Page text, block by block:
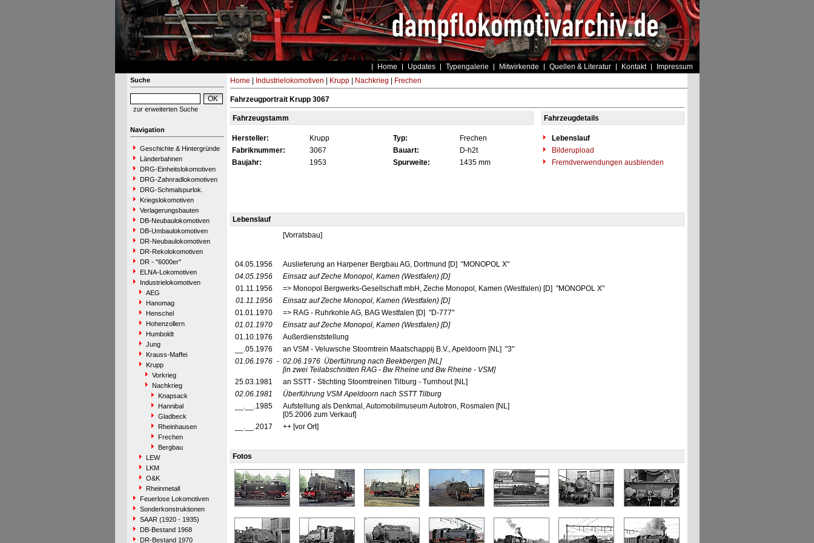
Home Updates Typengalerie Mitwirkende Quellen & Literatur Kontakt Impressum
Suche
zur erweiterten Suche
Navigation
Geschichte & Hintergründe
Länderbahnen
DRG-Einheitslokomotiven
DRG-Zahnradlokomotiven
DRG-Schmalspurlok.
Kriegslokomotiven
Verlagerungsbauten
DB-Neubaulokomotiven
DB-Umbaulokomotiven
DR-Neubaulokomotiven
DR-Rekolokomotiven
DR - "6000er"
ELNA-Lokomotiven
Industrielokomotiven
AEG
Hanomag
Henschel
Hohenzollern
Humboldt
Jung
Krauss-Maffei
Krupp
Vorkrieg
Nachkrieg
Knapsack
Hannibal
Gladbeck
Rheinhausen
Frechen
Bergbau
LEW
LKM
O&K
Rheinmetall
Feuerlose Lokomotiven
Sonderkonstruktionen
SAAR (1920 - 1935)
DB-Bestand 1968
DR-Bestand 1970
Home Industrielokomotiven Krupp| Nachkrieg Frechen
Fahrzeugportrait Krupp 3067
Fahrzeugstamm Fahrzeugdetails
Hersteller: Krupp Typ: Frechen
Lebenslauf
Fabriknummer:
3067 Bauart: D-h2t
Bilderupload
Baujahr:
1953 Spurweite: 1435 mm Fremdverwendungen ausblenden
Lebenslauf
[Vorratsbau]
04.05.1956
Auslieferung an Harpener Bergbau AG, Dortmund [D] "MONOPOL X"
04.05.1956
Einsatz auf Zeche Monopol, Kamen (Westfalen) [D]
01.11.1956
=> Monopol Bergwerks-Gesellschaft mbH, Zeche Monopol, Kamen (Westfalen) [D] "MONOPOL X"
01.11.1956
Einsatz auf Zeche Monopol, Kamen (Westfalen) [D]
01.01.1970
=> RAG - Ruhrkohle AG, BAG Westfalen [D] "D-777"
01.01.1970
Einsatz auf Zeche Monopol, Kamen (Westfalen) [D]
01.10.1976
Außerdienststellung
__.05.1976
an VSM - Veluwsche Stoomtrein Maatschappij B.V., Apeldoorn [NL] "3"
01.06.1976 - 02.06.1976 Überführung nach Beekbergen [NL]
[in zwei Teilabschnitten RAG - Bw Rheine und Bw Rheine - VSM]
25.03.1981
an SSTT - Stichting Stoomtreinen Tilburg - Turnhout [NL]
02.06.1981
Überführung VSM Apeldoorn nach SSTT Tilburg
__.__.1985
Aufstellung als Denkmal, Automobilmuseum Autotron, Rosmalen [NL]
[05.2006 zum Verkauf]
__.__.2017
++ [vor Ort]
Fotos